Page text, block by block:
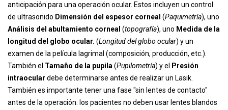
anticipación para una operación ocular. Estos incluyen un control
de ultrasonido Dimensión del espesor corneal (Paquimetría), uno
Análisis del abultamiento corneal (topografía), uno Medida de la
longitud del globo ocular. (Longitud del globo ocular) y un
examen de la película lagrimal (composición, producción, etc.).
También el Tamaño de la pupila (Pupilometría) y el
Presión
intraocular debe determinarse antes de realizar un Lasik.
También es importante tener una fase "sin lentes de contacto"
antes de la operación: los pacientes no deben usar lentes blandos